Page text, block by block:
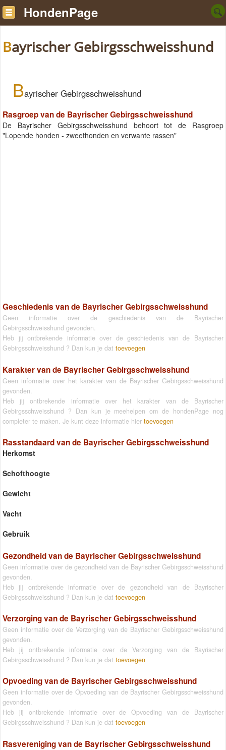
HondenPage
Bayrischer Gebirgsschweisshund
Bayrischer Gebirgsschweisshund
Rasgroep van de Bayrischer Gebirgsschweisshund
De Bayrischer Gebirgsschweisshund behoort tot de Rasgroep
"Lopende honden - zweethonden en verwante rassen"
Geschiedenis van de Bayrischer Gebirgsschweisshund
Geen informatie over de geschiedenis van de Bayrischer
Gebirgsschweisshund gevonden.
Heb jij ontbrekende informatie over de geschiedenis van de Bayrischer
Gebirgsschweisshund ? Dan kun je dat toevoegen
Karakter van de Bayrischer Gebirgsschweisshund
Geen informatie over het karakter van de Bayrischer Gebirgsschweisshund
gevonden.
Heb jij ontbrekende informatie over het karakter van de Bayrischer
Gebirgsschweisshund ? Dan kun je meehelpen om de hondenPage nog
completer te maken. Je kunt deze informatie hier toevoegen
Rasstandaard van de Bayrischer Gebirgsschweisshund
Herkomst
Schofthoogte
Gewicht
Vacht
Gebruik
Gezondheid van de Bayrischer Gebirgsschweisshund
Geen informatie over de gezondheid van de Bayrischer Gebirgsschweisshund
gevonden.
Heb jij ontbrekende informatie over de gezondheid van de Bayrischer
Gebirgsschweisshund ? Dan kun je dat toevoegen
Verzorging van de Bayrischer Gebirgsschweisshund
Geen informatie over de Verzorging van de Bayrischer Gebirgsschweisshund
gevonden.
Heb jij ontbrekende informatie over de Verzorging van de Bayrischer
Gebirgsschweisshund ? Dan kun je dat toevoegen
Opvoeding van de Bayrischer Gebirgsschweisshund
Geen informatie over de Opvoeding van de Bayrischer Gebirgsschweisshund
gevonden.
Heb jij ontbrekende informatie over de Opvoeding van de Bayrischer
Gebirgsschweisshund ? Dan kun je dat toevoegen
Rasvereniging van de Bayrischer Gebirgsschweisshund